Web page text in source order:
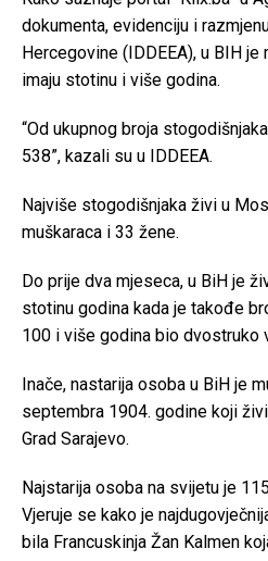
dokumenta, evidenciju i
Hercegovine (IDDEEA), u BIH
imaju stotinu i više godina.
“Od ukupnog broja
538”, kazali su u IDDEEA.
Najviše stogodišnjaka živi u
muškaraca i 33 žene.
Do prije dva mjeseca, u BiH je
stotinu godina kada je takođe
100 i više godina bio dvostruko
Inače, nastarija osoba u BiH je
septembra 1904. godine koji
Grad Sarajevo.
Najstarija osoba na svijetu je
Vjeruje se kako je
bila Francuskinja Žan Kalmen